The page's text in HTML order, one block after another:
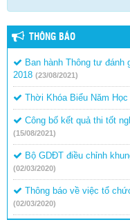
THÔNG BÁO
Ban hành Thông tư đánh
2018 (23/08/2021)
Thời Khóa Biểu Năm
Công bố kết quả thi tốt
(15/08/2021)
Bộ GDĐT điều chỉnh
(02/03/2020)
Thông báo về việc tổ
(02/03/2020)